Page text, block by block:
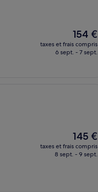
Le
nouveau
prix
154 €
taxes et frais compris
6 sept. - 7 sept.
Le
nouveau
prix
145 €
taxes et frais compris
8 sept. - 9 sept.